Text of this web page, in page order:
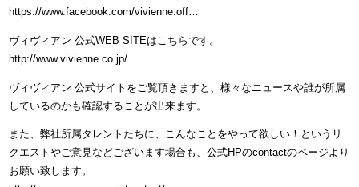
https://www.facebook.com/vivienne.off…
ヴィヴィアン 公式WEB SITEはこちらです。
http://www.vivienne.co.jp/
ヴィヴィアン 公式サイトをご覧頂きますと、様々なニュースや誰が所属
しているのかも確認することが出来ます。
また、弊社所属タレントたちに、こんなことをやって欲しい！というリ
クエストやご意見などございます場合も、公式HPのcontactのページより
お願い致します。